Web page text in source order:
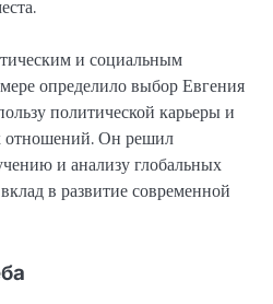
и социальным
определило выбор Евгения
политической карьеры и
отношений. Он решил
и анализу глобальных
в развитие современной